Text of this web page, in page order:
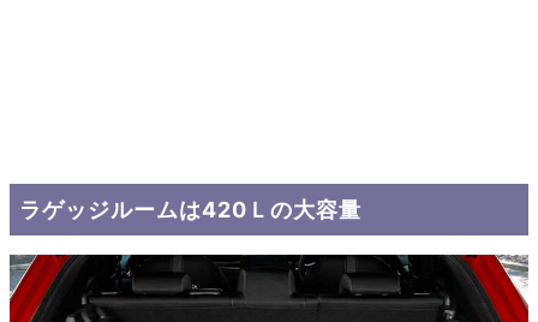
ラゲッジルームは420Ｌの大容量